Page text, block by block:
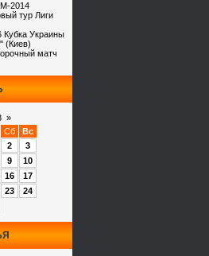
2014
тур Лиги
Кубка Украины
(Киев)
матч
»
Сб
Вс
2
3
9
10
16
17
23
24